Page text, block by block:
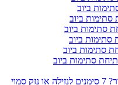
ביוב
ביוב
ביוב
אינסטלטור? 7 סימנים לנזילה או נזק סמוי